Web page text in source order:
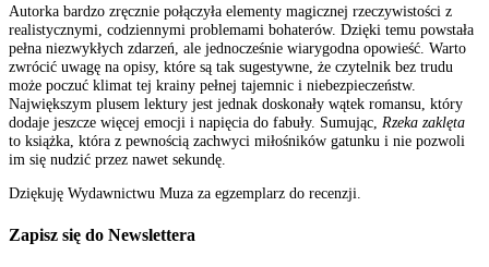
Autorka bardzo zręcznie połączyła elementy magicznej rzeczywistości z
realistycznymi, codziennymi problemami bohaterów. Dzięki temu powstała
pełna niezwykłych zdarzeń, ale jednocześnie wiarygodna opowieść. Warto
zwrócić uwagę na opisy, które są tak sugestywne, że czytelnik bez trudu
może poczuć klimat tej krainy pełnej tajemnic i niebezpieczeństw.
Największym plusem lektury jest jednak doskonały wątek romansu, który
dodaje jeszcze więcej emocji i napięcia do fabuły. Sumując, Rzeka zaklęta
to książka , która z pewnością zachwyci miłośników gatunku i nie pozwoli
im się nudzić przez nawet sekundę.
Dziękuję Wydawnictwu Muza za egzemplarz do recenzji.
Zapisz się do Newslettera